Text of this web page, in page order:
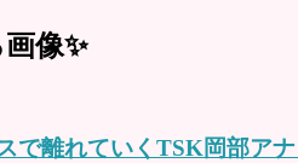
像✨
で離れていくTSK岡部ア